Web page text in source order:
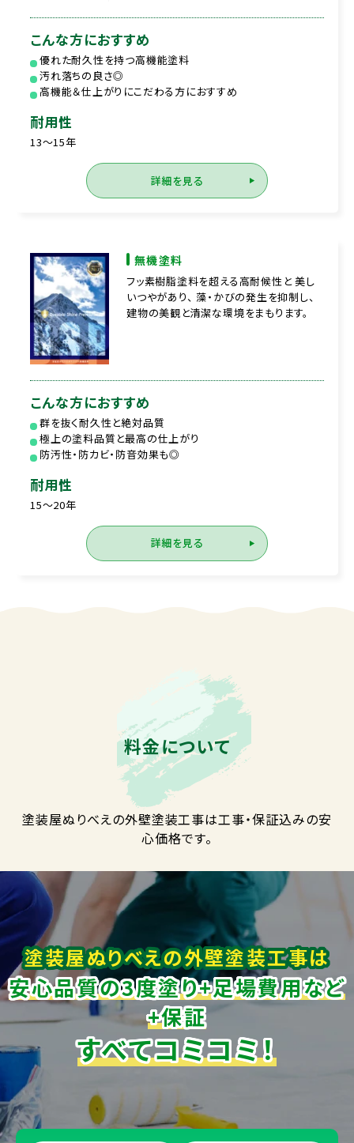
こんな方におすすめ
優れた耐久性を持つ高機能塗料
汚れ落ちの良さ◎
高機能＆仕上がりにこだわる方におすすめ
耐用性
13～15年
詳細を見る
無機塗料
フッ素樹脂塗料を超える高耐候性と 美し
いつやがあり、 藻・かびの発生を抑制し、
建物の美観と清潔な環境をまもります。
こんな方におすすめ
群を抜く耐久性と絶対品質
極上の塗料品質と最高の仕上がり
防汚性・防カビ・防音効果も◎
耐用性
15～20年
詳細を見る
料金について
塗装屋ぬりべえの外壁塗装工事は工事・保証込みの安
心価格です。
塗装屋ぬりべえの外壁塗装工事は
安心品質の3度塗り+足場費用など
+保証
すべてコミコミ！